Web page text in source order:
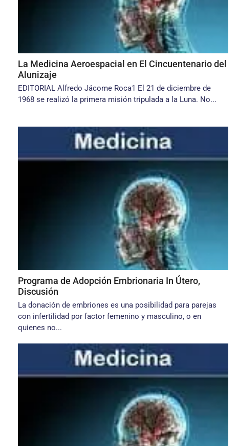
La Medicina Aeroespacial en El Cincuentenario del
Alunizaje
EDITORIAL Alfredo Jácome Roca1 El 21 de diciembre de
1968 se realizó la primera misión tripulada a la Luna. No...
Programa de Adopción Embrionaria In Útero,
Discusión
La donación de embriones es una posibilidad para pa­rejas
con infertilidad por factor femenino y masculino, o en
quienes no...